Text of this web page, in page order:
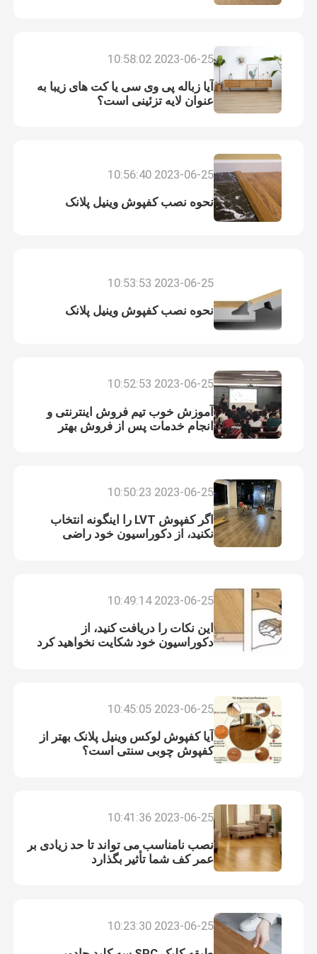
2023-06-25 10:58:02
آیا زباله پی وی سی یا کت های زیبا به
عنوان لایه تزئینی است؟
2023-06-25 10:56:40
نحوه نصب کفپوش وینیل پلانک
2023-06-25 10:53:53
نحوه نصب کفپوش وینیل پلانک
2023-06-25 10:52:53
آموزش خوب تیم فروش اینترنتی و
انجام خدمات پس از فروش بهتر
2023-06-25 10:50:23
اگر کفپوش LVT را اینگونه انتخاب
نکنید، از دکوراسیون خود راضی
نخواهید بود.
2023-06-25 10:49:14
این نکات را دریافت کنید، از
دکوراسیون خود شکایت نخواهید کرد
2023-06-25 10:45:05
آیا کفپوش لوکس وینیل پلانک بهتر از
کفپوش چوبی سنتی است؟
2023-06-25 10:41:36
نصب نامناسب می تواند تا حد زیادی بر
عمر کف شما تأثیر بگذارد
2023-06-25 10:23:30